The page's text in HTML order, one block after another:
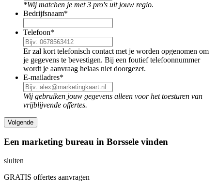
*Wij matchen je met 3 pro's uit jouw regio.
Bedrijfsnaam*
Telefoon*
Er zal kort telefonisch contact met je worden opgenomen om
je gegevens te bevestigen. Bij een foutief telefoonnummer
wordt je aanvraag helaas niet doorgezet.
E-mailadres*
Wij gebruiken jouw gegevens alleen voor het toesturen van
vrijblijvende offertes.
Een marketing bureau in Borssele vinden
sluiten
GRATIS offertes aanvragen